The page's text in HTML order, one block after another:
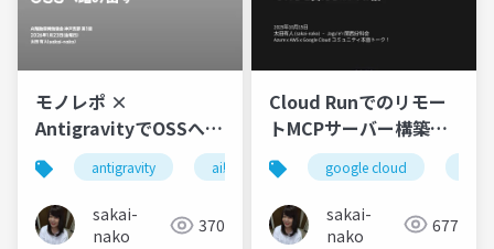
モノレポ ×
AntigravityでOSSへ踏
み出す antigravity ai駆動開発
sakai-
nako
370
Cloud Runでのリモー
トMCPサーバー構築
と、それらを支えるIaC
のお話
google cloud
sakai-
nako
677